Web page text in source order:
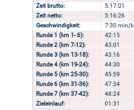
Zeit brutto:
5:17:01
Zeit netto:
5:16:26
Geschwindigkeit:
7:30 min/
Runde 1 (km 1- 6):
42:15
Runde 2 (km 7-12):
43:01
Runde 3 (km 13-18):
43:16
Runde 4 (km 19-24):
44:30
Runde 5 (km 25-30):
45:59
Runde 6 (km 31-36):
47:34
Runde 7 (km 37-42):
48:24
Zieleinlauf:
01:31